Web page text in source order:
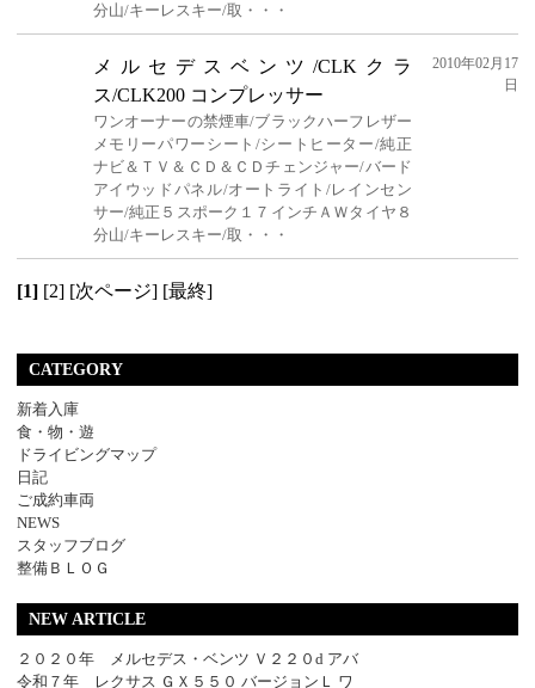
分山/キーレスキー/取・・・
メルセデスベンツ/CLKクラ
ス/CLK200 コンプレッサー
ワンオーナーの禁煙車/ブラックハーフレザー
メモリーパワーシート/シートヒーター/純正
ナビ＆ＴＶ＆ＣＤ＆ＣＤチェンジャー/バード
アイウッドパネル/オートライト/レインセン
サー/純正５スポーク１７インチＡＷタイヤ８
分山/キーレスキー/取・・・
2010年02月17
日
[1] [2] [次ページ] [最終]
CATEGORY
新着入庫
食・物・遊
ドライビングマップ
日記
ご成約車両
NEWS
スタッフブログ
整備ＢＬＯＧ
NEW ARTICLE
２０２０年 メルセデス・ベンツ Ｖ２２０d アバ
令和７年 レクサス ＧＸ５５０ バージョンＬ ワ